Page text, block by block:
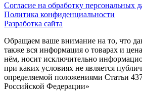
Согласие на обработку персональных
Политика конфиденциальности
Разработка сайта
Обращаем ваше внимание на то, что
также вся информация о товарах и
нём, носит исключительно
при каких условиях не является
определяемой положениями Статьи
Российской Федерации»